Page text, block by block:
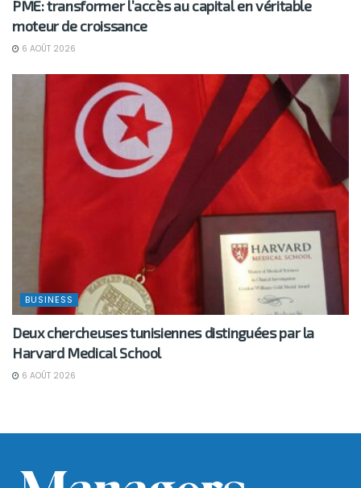
PME: transformer l’accès au capital en véritable
moteur de croissance
6 AOÛT 2026
BUSINESS
Deux chercheuses tunisiennes distinguées par la
Harvard Medical School
6 AOÛT 2026